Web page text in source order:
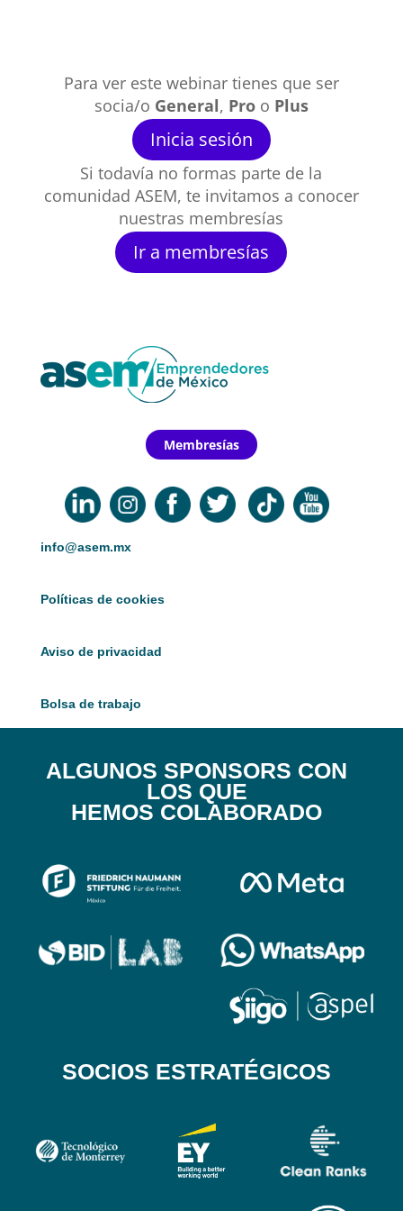
Para ver este webinar tienes que ser
socia/o General, Proo Plus
Inicia sesión
Si todavía no formas parte de la
comunidad ASEM, te invitamos a conocer
nuestras membresías
Ir a membresías
Membresías
info@asem.mx
Políticas de cookies
Aviso de privacidad
Bolsa de trabajo
ALGUNOS SPONSORS CON
LOS QUE
HEMOS COLABORADO
SOCIOS ESTRATÉGICOS